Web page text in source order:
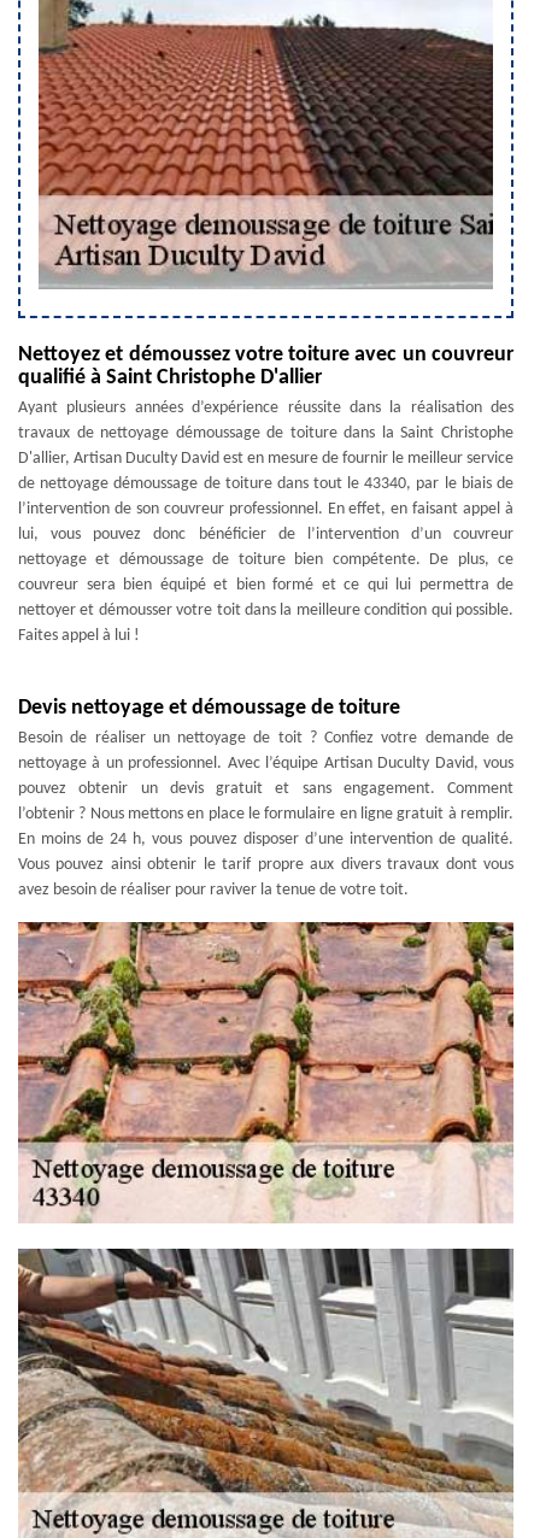
Nettoyez et démoussez votre toiture avec un couvreur
qualifié à Saint Christophe D'allier
Ayant plusieurs années d’expérience réussite dans la réalisation des
travaux de nettoyage démoussage de toiture dans la Saint Christophe
D'allier, Artisan Duculty David est en mesure de fournir le meilleur service
de nettoyage démoussage de toiture dans tout le 43340, par le biais de
l’intervention de son couvreur professionnel. En effet, en faisant appel à
lui, vous pouvez donc bénéficier de l’intervention d’un couvreur
nettoyage et démoussage de toiture bien compétente. De plus, ce
couvreur sera bien équipé et bien formé et ce qui lui permettra de
nettoyer et démousser votre toit dans la meilleure condition qui possible.
Faites appel à lui !
Devis nettoyage et démoussage de toiture
Besoin de réaliser un nettoyage de toit ? Confiez votre demande de
nettoyage à un professionnel. Avec l’équipe Artisan Duculty David, vous
pouvez obtenir un devis gratuit et sans engagement. Comment
l’obtenir ? Nous mettons en place le formulaire en ligne gratuit à remplir.
En moins de 24 h, vous pouvez disposer d’une intervention de qualité.
Vous pouvez ainsi obtenir le tarif propre aux divers travaux dont vous
avez besoin de réaliser pour raviver la tenue de votre toit.